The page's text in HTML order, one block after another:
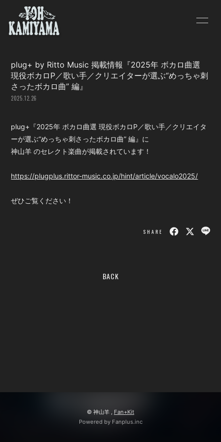
SCHEDULE
PROFILE
VIDEO
PHOTO
会員登録
plug+ by Ritto Music 掲載情報『2025年 ボカロ曲選
現役ボカロP／歌い手／クリエイターが選ぶ“めっちゃ刺
さったボカロ曲” 編』
2025.12.26
plug+『2025年 ボカロ曲選 現役ボカロP／歌い手／クリエイタ
ーが選ぶ“めっちゃ刺さったボカロ曲” 編』に
神山羊 のセレクト楽曲が掲載されています！
https://plugplus.rittor-music.co.jp/hint/article/vocalo2025/
ぜひご覧ください！
SHARE
BACK
© 神山羊 , Fan+Kit
Powered by Fanplus.inc